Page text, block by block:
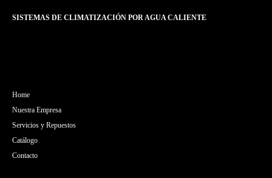
SISTEMAS DE CLIMATIZACIÓN POR AGUA CALIENTE
Home
Nuestra Empresa
Servicios y Repuestos
Catálogo
Contacto